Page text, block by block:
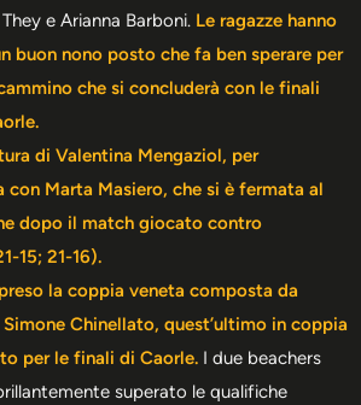
e Arianna Barboni. Le ragazze hanno
buon nono posto che fa ben sperare per
che si concluderà con le finali
di Valentina Mengaziol, per
con Marta Masiero, che si è fermata al
dopo il match giocato contro
15; 21-16).
la coppia veneta composta da
Chinellato, quest’ultimo in coppia
per le finali di Caorle. I due beachers
superato le qualifiche